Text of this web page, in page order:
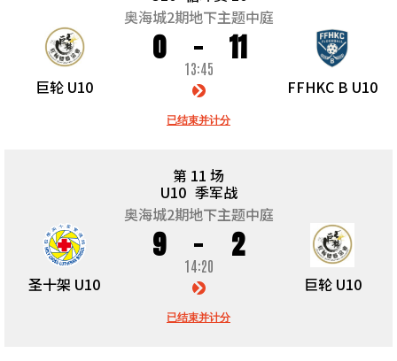
奥海城2期地下主题中庭
巨轮 U10
0 11
13:45
已结束并计分
FFHKC B U10
第 11 场
U10 季军战
奥海城2期地下主题中庭
圣十架 U10
9 2
14:20
已结束并计分
巨轮 U10